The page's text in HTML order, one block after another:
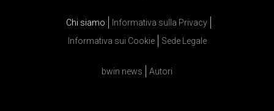
Chi siamo
Informativa sulla Privacy
Informativa sui Cookie
Sede Legale
bwin news Autori